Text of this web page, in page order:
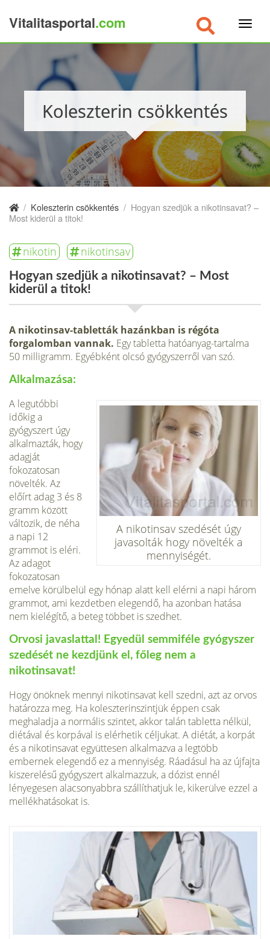
Vitalitasportal.com
Koleszterin csökkentés
/ Koleszterin csökkentés / Hogyan szedjük a nikotinsavat? –
Most kiderül a titok!
nikotin nikotinsav
Hogyan szedjük a nikotinsavat? – Most
kiderül a titok!
A nikotinsav-tabletták hazánkban is régóta
forgalomban vannak. Egy tabletta hatóanyag-tartalma
50 milligramm. Egyébként olcsó gyógyszerről van szó.
Alkalmazása:
A nikotinsav szedését úgy
javasolták hogy növelték a
mennyiségét.
A legutóbbi
időkig a
gyógyszert úgy
alkalmazták, hogy
adagját
fokozatosan
növelték. Az
előírt adag 3 és 8
gramm között
változik, de néha
a napi 12
grammot is eléri.
Az adagot
fokozatosan
emelve körülbelül egy hónap alatt kell elérni a napi három
grammot, ami kezdetben elegendő, ha azonban hatása
nem kielégítő, a beteg többet is szedhet.
Orvosi javaslattal! Egyedül semmiféle gyógyszer
szedését ne kezdjünk el, főleg nem a
nikotinsavat!
Hogy önöknek mennyi nikotinsavat kell szedni, azt az orvos
határozza meg. Ha koleszterinszintjük éppen csak
meghaladja a normális szintet, akkor talán tabletta nélkül,
diétával és korpával is elérhetik céljukat. A diétát, a korpát
és a nikotinsavat együttesen alkalmazva a legtöbb
embernek elegendő ez a mennyiség. Ráadásul ha az újfajta
kiszerelésű gyógyszert alkalmazzuk, a dózist ennél
lényegesen alacsonyabbra szállíthatjuk le, kikerülve ezzel a
mellékhatásokat is.
×